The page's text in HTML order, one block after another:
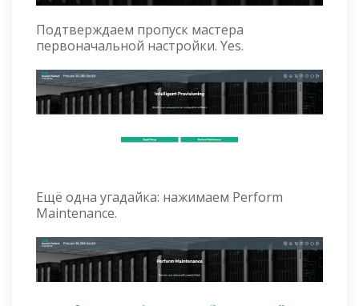
Подтверждаем пропуск мастера
первоначальной настройки. Yes.
Ещё одна угадайка: нажимаем Perform
Maintenance.